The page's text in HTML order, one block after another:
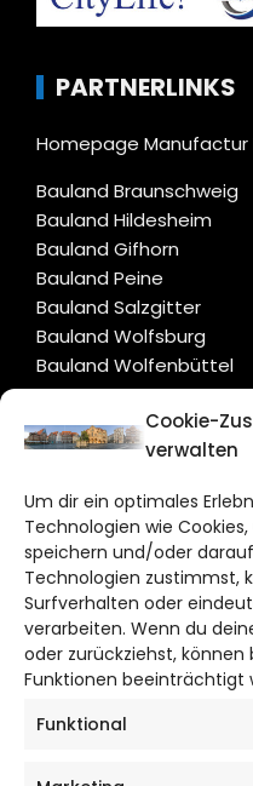
Cookie-
verwalten
Um dir ein optimales
Technologien wie
speichern und/oder
Technologien zustimmst,
Surfverhalten oder
verarbeiten. Wenn du
oder zurückziehst,
Funktionen beeinträchtigt
Funktional
PARTNERLINKS
Homepage Manufactur
Bauland Braunschweig
Bauland Hildesheim
Bauland Gifhorn
Bauland Peine
Bauland Salzgitter
Bauland Wolfsburg
Bauland Wolfenbüttel
CITYLIFE!
Bruchtorwall 12
38100 Braunschweig
Telefon: 0531 387220 –
DAS
Impressum